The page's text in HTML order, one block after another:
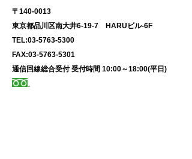
〒140-0013
東京都品川区南大井6-19-7 HARUビル-6F
TEL:03-5763-5300
FAX:03-5763-5301
通信回線総合受付​受付時間 10:00～18:00(平日)​​